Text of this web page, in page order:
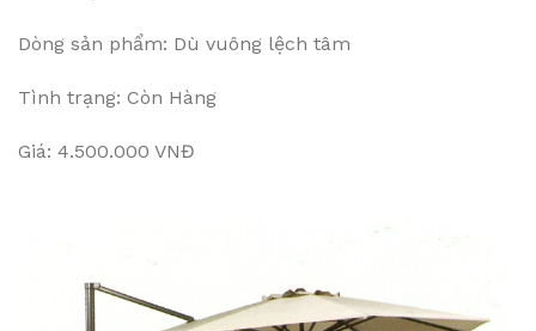
Dòng sản phẩm: Dù vuông lệch tâm
Tình trạng: Còn Hàng
Giá: 4.500.000 VNĐ